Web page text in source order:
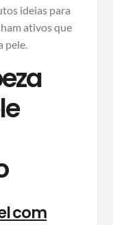
ideias para
ativos que
pele.
com